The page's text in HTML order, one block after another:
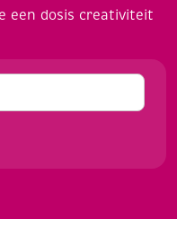
een dosis creativiteit